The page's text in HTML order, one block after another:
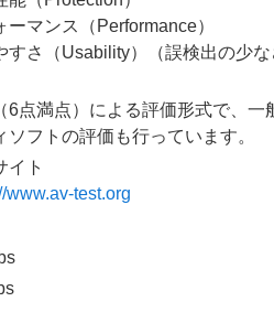
ーマンス（Performance）
すさ（Usability）（誤検出の少な
6点満点）による評価形式で、
ソフトの評価も行っています。
イト
www.av-test.org